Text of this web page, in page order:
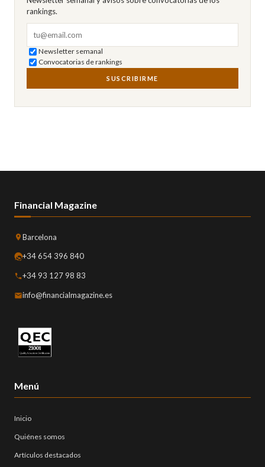
rankings.
Newsletter semanal
Convocatorias de rankings
SUSCRIBIRME
Financial Magazine
Barcelona
+34 654 396 840
+34 93 127 98 83
info@financialmagazine.es
Menú
Inicio
Quiénes somos
Artículos destacados